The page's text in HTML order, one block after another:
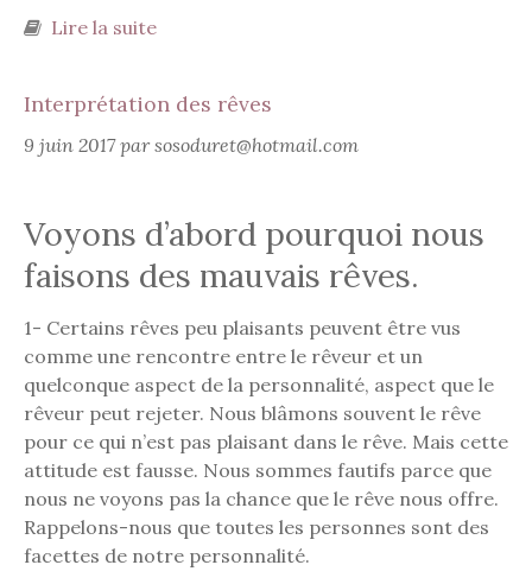
Lire la suite
Interprétation des rêves
9 juin 2017 par sosoduret@hotmail.com
Voyons d’abord pourquoi nous
faisons des mauvais rêves.
1- Certains rêves peu plaisants peuvent être vus
comme une rencontre entre le rêveur et un
quelconque aspect de la personnalité, aspect que le
rêveur peut rejeter. Nous blâmons souvent le rêve
pour ce qui n’est pas plaisant dans le rêve. Mais cette
attitude est fausse. Nous sommes fautifs parce que
nous ne voyons pas la chance que le rêve nous offre.
Rappelons-nous que toutes les personnes sont des
facettes de notre personnalité.